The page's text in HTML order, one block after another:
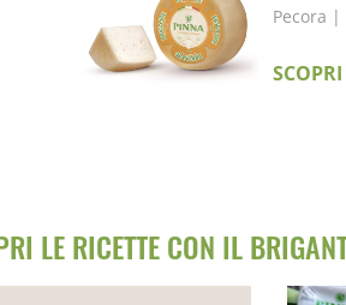
Pecora |
LE RICETTE CON IL